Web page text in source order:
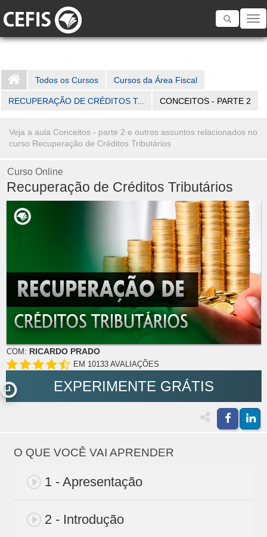
Toggle
Todos os Cursos Cursos da Área Fiscal
RECUPERAÇÃO DE CRÉDITOS T... CONCEITOS - PARTE 2
Veja a aula Conceitos - parte 2 e outros assuntos relacionados no
curso Recuperação de Créditos Tributários
Curso Online
Recuperação de Créditos Tributários
COM: RICARDO PRADO
EM 10133 AVALIAÇÕES
EXPERIMENTE GRÁTIS
O QUE VOCÊ VAI APRENDER
1 - Apresentação
2 - Introdução